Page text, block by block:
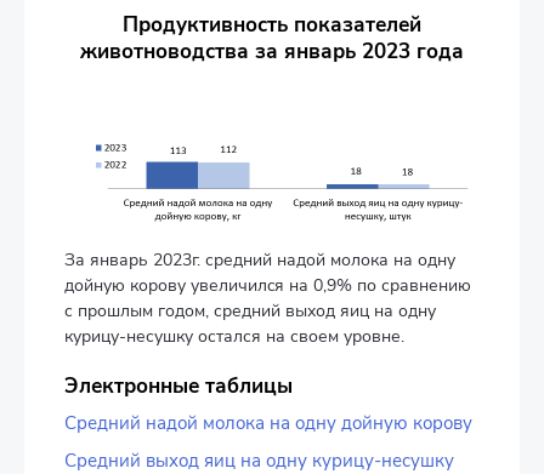
Продуктивность показателей
животноводства за январь 2023 года
За январь 2023г. средний надой молока на одну
дойную корову увеличилcя на 0,9% по сравнению
с прошлым годом, средний выход яиц на одну
курицу-несушку остался на своем уровне.
Электронные таблицы
Средний надой молока на одну дойную корову
Средний выход яиц на одну курицу-несушку